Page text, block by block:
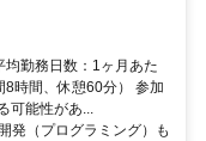
勤務日数：1ヶ月あた
時間、休憩60分） 参加
可能性があ...
（プログラミング）も